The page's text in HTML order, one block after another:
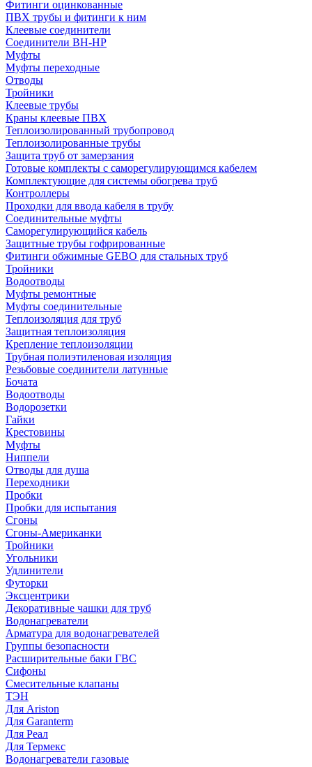
Фитинги оцинкованные
ПВХ трубы и фитинги к ним
Клеевые соединители
Соединители ВН-НР
Муфты
Муфты переходные
Отводы
Тройники
Клеевые трубы
Краны клеевые ПВХ
Теплоизолированный трубопровод
Теплоизолированные трубы
Защита труб от замерзания
Готовые комплекты с саморегулирующимся кабелем
Комплектующие для системы обогрева труб
Контроллеры
Проходки для ввода кабеля в трубу
Соединительные муфты
Саморегулирующийся кабель
Защитные трубы гофрированные
Фитинги обжимные GEBO для стальных труб
Тройники
Водоотводы
Муфты ремонтные
Муфты соединительные
Теплоизоляция для труб
Защитная теплоизоляция
Крепление теплоизоляции
Трубная полиэтиленовая изоляция
Резьбовые соединители латунные
Бочата
Водоотводы
Водорозетки
Гайки
Крестовины
Муфты
Ниппели
Отводы для душа
Переходники
Пробки
Пробки для испытания
Сгоны
Сгоны-Американки
Тройники
Угольники
Удлинители
Футорки
Эксцентрики
Декоративные чашки для труб
Водонагреватели
Арматура для водонагревателей
Группы безопасности
Расширительные баки ГВС
Сифоны
Смесительные клапаны
ТЭН
Для Ariston
Для Garanterm
Для Реал
Для Термекс
Водонагреватели газовые